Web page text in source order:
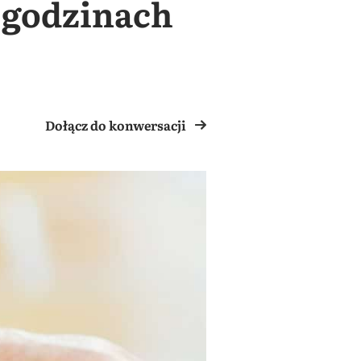
Dołącz do konwersacji